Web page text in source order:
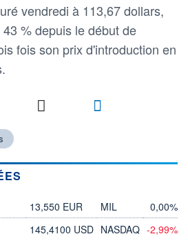
vendredi à 113,67 dollars,
% depuis le début de
fois son prix d'introduction en
13,550 EUR MIL 0,00%
145,4100 USD NASDAQ -2,99%